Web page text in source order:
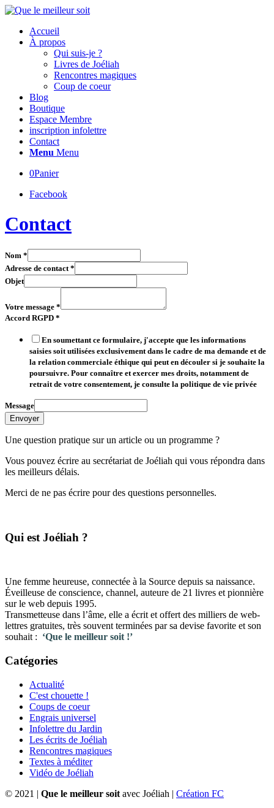
Accueil
À propos
Qui suis-je ?
Livres de Joéliah
Rencontres magiques
Coup de coeur
Blog
Boutique
Espace Membre
inscription infolettre
Contact
Menu Menu
0Panier
Facebook
Contact
Nom *
Adresse de contact*
Objet
Votre message *
Accord RGPD *
En soumettant ce formulaire, j'accepte que les informations
saisies soit utilisées exclusivement dans le cadre de ma demande et de
la relation commerciale éthique qui peut en découler si je souhaite la
poursuivre. Pour connaître et exercer mes droits, notamment de
retrait de votre consentement, je consulte la politique de vie privée
Message
Envoyer
Une question pratique sur un article ou un programme ?
Vous pouvez écrire au secrétariat de Joéliah qui vous répondra dans
les meilleurs délais.
Merci de ne pas écrire pour des questions personnelles.
​Qui est Joéliah ?
Une femme heureuse, connectée à la Source depuis sa naissance.
Éveilleuse de conscience, channel, auteure de 21 livres et pionnière
sur le web depuis 1995.
Transmetteuse dans l’âme, elle a écrit et offert des milliers de web-
lettres gratuites, très souvent terminées par sa devise favorite et son
souhait : ‘Que le meilleur soit !’
Catégories
Actualité
C'est chouette !
Coups de coeur
Engrais universel
Infolettre du Jardin
Les écrits de Joéliah
Rencontres magiques
Textes à méditer
Vidéo de Joéliah
© 2021 | Que le meilleur soit avec Joéliah | Création FC